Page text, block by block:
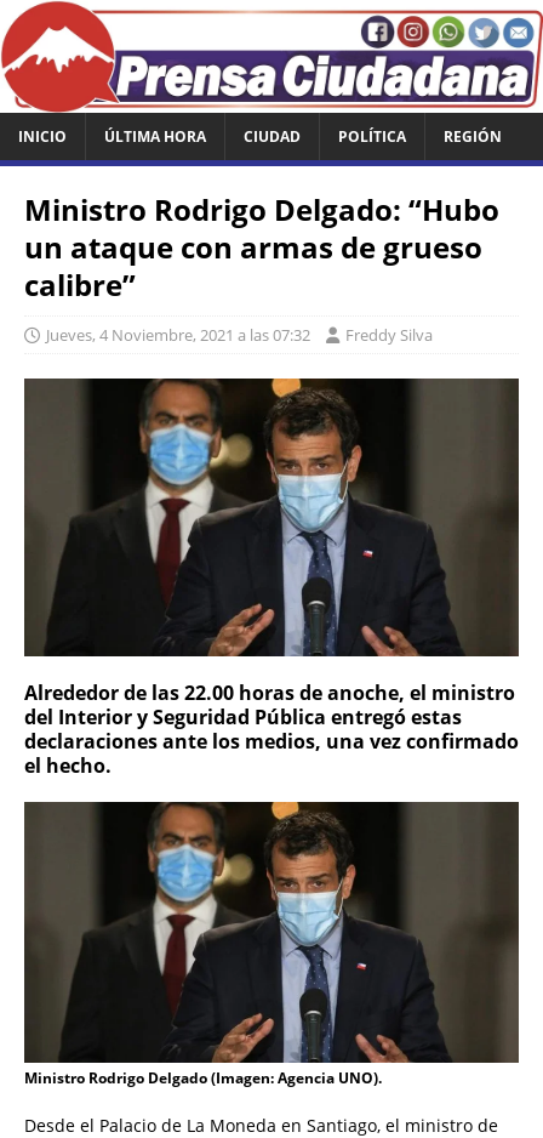
INICIO ÚLTIMA HORA CIUDAD POLÍTICA REGIÓN
Ministro Rodrigo Delgado: “Hubo
un ataque con armas de grueso
calibre”
Jueves, 4 Noviembre, 2021 a las 07:32 Freddy Silva
Alrededor de las 22.00 horas de anoche, el ministro
del Interior y Seguridad Pública entregó estas
declaraciones ante los medios, una vez confirmado
el hecho.
Ministro Rodrigo Delgado (Imagen: Agencia UNO).
Desde el Palacio de La Moneda en Santiago, el ministro de